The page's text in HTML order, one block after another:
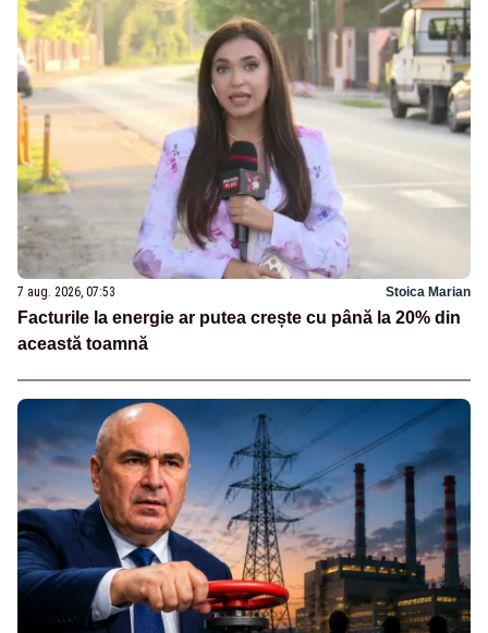
7 aug. 2026, 07:53 Stoica Marian
Facturile la energie ar putea crește cu până la 20% din
această toamnă